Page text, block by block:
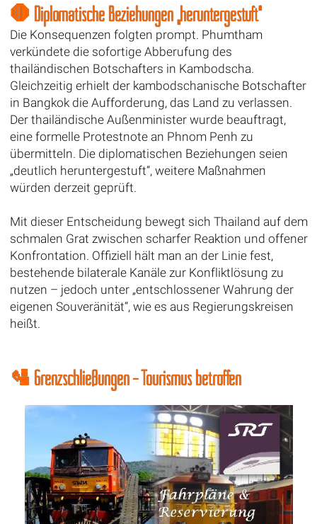
🛑 Diplomatische Beziehungen „heruntergestuft“
Die Konsequenzen folgten prompt. Phumtham
verkündete die sofortige Abberufung des
thailändischen Botschafters in Kambodscha.
Gleichzeitig erhielt der kambodschanische Botschafter
in Bangkok die Aufforderung, das Land zu verlassen.
Der thailändische Außenminister wurde beauftragt,
eine formelle Protestnote an Phnom Penh zu
übermitteln. Die diplomatischen Beziehungen seien
„deutlich heruntergestuft“, weitere Maßnahmen
würden derzeit geprüft.
Mit dieser Entscheidung bewegt sich Thailand auf dem
schmalen Grat zwischen scharfer Reaktion und offener
Konfrontation. Offiziell hält man an der Linie fest,
bestehende bilaterale Kanäle zur Konfliktlösung zu
nutzen – jedoch unter „entschlossener Wahrung der
eigenen Souveränität“, wie es aus Regierungskreisen
heißt.
🛂 Grenzschließungen – Tourismus betroffen